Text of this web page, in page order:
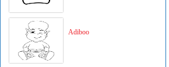
Adiboo